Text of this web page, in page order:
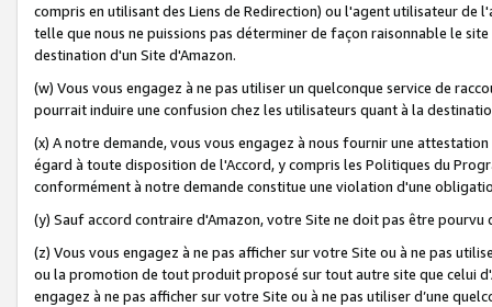
compris en utilisant des Liens de Redirection) ou l'agent utilisateur
telle que nous ne puissions pas déterminer de façon raisonnable le
destination d'un Site d'Amazon.
(w) Vous vous engagez à ne pas utiliser un quelconque service de
pourrait induire une confusion chez les utilisateurs quant à la
(x) A notre demande, vous vous engagez à nous fournir une
égard à toute disposition de l'Accord, y compris les Politiques du
conformément à notre demande constitue une violation d'une
(y) Sauf accord contraire d'Amazon, votre Site ne doit pas être
(z) Vous vous engagez à ne pas afficher sur votre Site ou à ne pas
ou la promotion de tout produit proposé sur tout autre site que celui
engagez à ne pas afficher sur votre Site ou à ne pas utiliser d’une